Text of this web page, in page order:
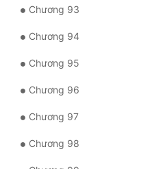
Chương 93
Chương 94
Chương 95
Chương 96
Chương 97
Chương 98